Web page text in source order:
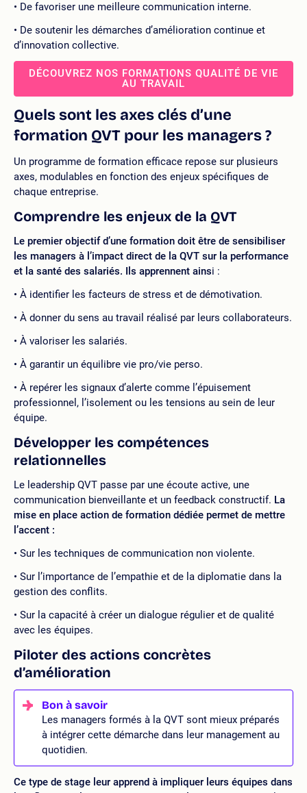
De favoriser une meilleure communication interne.
De soutenir les démarches d’amélioration continue et
d’innovation collective.
DÉCOUVREZ NOS FORMATIONS QUALITÉ DE VIE
AU TRAVAIL
Quels sont les axes clés d’une
formation QVT pour les managers ?
Un programme de formation efficace repose sur plusieurs
axes, modulables en fonction des enjeux spécifiques de
chaque entreprise.
Comprendre les enjeux de la QVT
Le premier objectif d’une formation doit être de sensibiliser
les managers à l’impact direct de la QVT sur la performance
et la santé des salariés. Ils apprennent ainsi :
À identifier les facteurs de stress et de démotivation.
À donner du sens au travail réalisé par leurs collaborateurs.
À valoriser les salariés.
À garantir un équilibre vie pro/vie perso.
À repérer les signaux d’alerte comme l’épuisement
professionnel, l’isolement ou les tensions au sein de leur
équipe.
Développer les compétences
relationnelles
Le leadership QVT passe par une écoute active, une
communication bienveillante et un feedback constructif. La
mise en place action de formation dédiée permet de mettre
l’accent :
Sur les techniques de communication non violente.
Sur l’importance de l’empathie et de la diplomatie dans la
gestion des conflits.
Sur la capacité à créer un dialogue régulier et de qualité
avec les équipes.
Piloter des actions concrètes
d’amélioration
Les managers formés à la QVT sont mieux préparés
à intégrer cette démarche dans leur management au
quotidien.
Ce type de stage leur apprend à impliquer leurs équipes dans